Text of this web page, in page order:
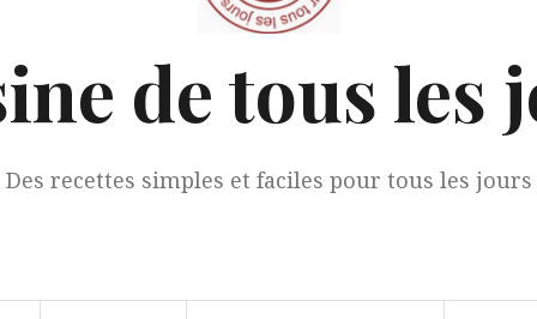
de tous les
Des recettes simples et faciles pour tous les jours